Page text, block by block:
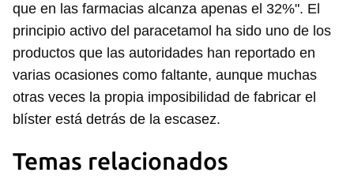
que en las farmacias alcanza apenas el 32%". El
principio activo del paracetamol ha sido uno de los
productos que las autoridades han reportado en
varias ocasiones como faltante, aunque muchas
otras veces la propia imposibilidad de fabricar el
blíster está detrás de la escasez.
Temas relacionados